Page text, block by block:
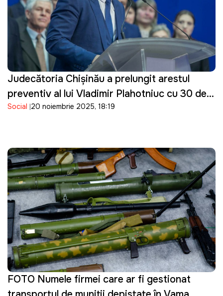
Judecătoria Chișinău a prelungit arestul
preventiv al lui Vladimir Plahotniuc cu 30 de
zile
Social 20 noiembrie 2025, 18:19
FOTO Numele firmei care ar fi gestionat